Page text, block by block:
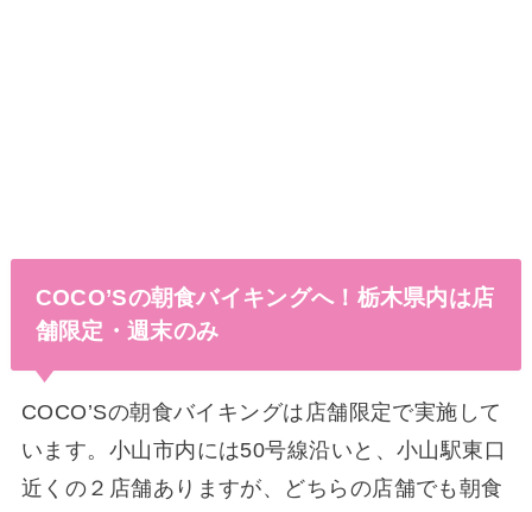
COCO’Sの朝食バイキングへ！栃木県内は店
舗限定・週末のみ
COCO’Sの朝食バイキングは店舗限定で実施して
います。小山市内には50号線沿いと、小山駅東口
近くの２店舗ありますが、どちらの店舗でも朝食